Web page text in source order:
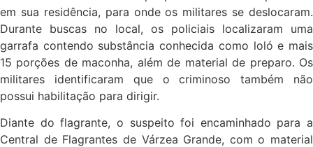
em sua residência, para onde os militares se deslocaram.
Durante buscas no local, os policiais localizaram uma
garrafa contendo substância conhecida como loló e mais
15 porções de maconha, além de material de preparo. Os
militares identificaram que o criminoso também não
possui habilitação para dirigir.
Diante do flagrante, o suspeito foi encaminhado para a
Central de Flagrantes de Várzea Grande, com o material